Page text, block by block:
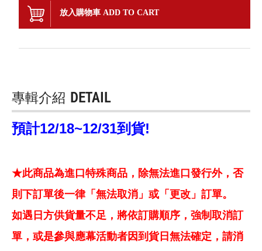
放入購物車 ADD TO CART
專輯介紹 DETAIL
預計12/18~12/31到貨!
★此商品為進口特殊商品，除無法進口發行外，否
則下訂單後一律「無法取消」或「更改」訂單。
如遇日方供貨量不足，將依訂購順序，強制取消訂
單，或是參與應幕活動者因到貨日無法確定，請消